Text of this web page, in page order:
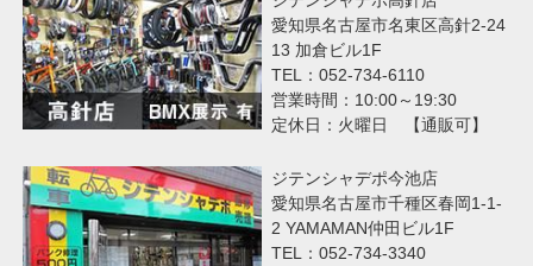
愛知県名古屋市名東区高針2-24
13 加倉ビル1F
TEL：052-734-6110
営業時間：10:00～19:30
定休日：火曜日 【通販可】
ジテンシャデポ今池店
愛知県名古屋市千種区春岡1-1-
2 YAMAMAN仲田ビル1F
TEL：052-734-3340